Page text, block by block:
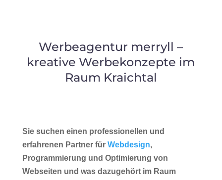
Werbeagentur merryll –
kreative Werbekonzepte im
Raum Kraichtal
Sie suchen einen professionellen und
erfahrenen Partner für Webdesign,
Programmierung und Optimierung von
Webseiten und was dazugehört im Raum